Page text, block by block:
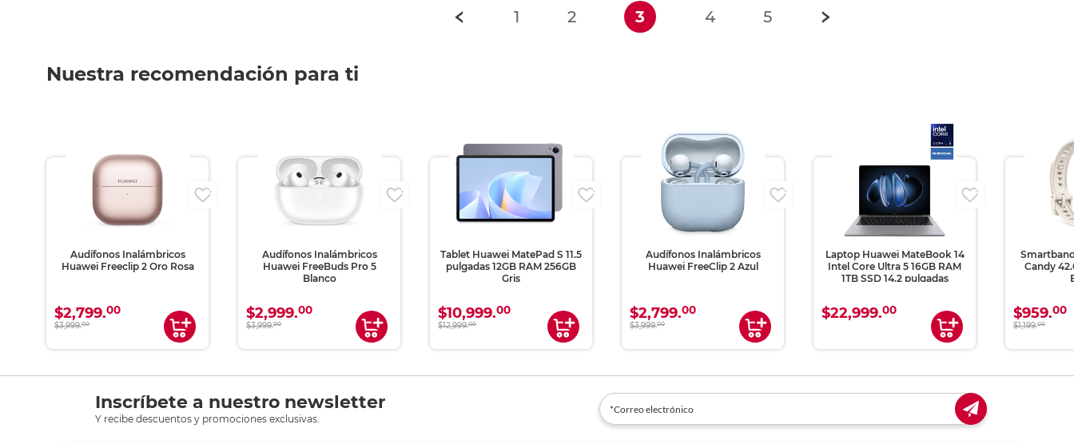
1 2 3 (current)
4 5
Nuestra recomendación para ti
Audífonos Inalámbricos
Huawei Freeclip 2 Oro Rosa
$2,799.00
$3,999.00
Audífonos Inalámbricos
Huawei FreeBuds Pro 5
Blanco
$2,999.00
$3,999.00
Tablet Huawei MatePad S 11.5
pulgadas 12GB RAM 256GB
Gris
$10,999.00
$12,999.00
Audífonos Inalámbricos
Huawei FreeClip 2 Azul
$2,799.00
$3,999.00
Laptop Huawei MateBook 14
Intel Core Ultra 5 16GB RAM
1TB SSD 14.2 pulgadas
$22,999.00
Candy
$959.00
$1,199.00
Inscríbete a nuestro newsletter
Y recibe descuentos y promociones exclusivas.